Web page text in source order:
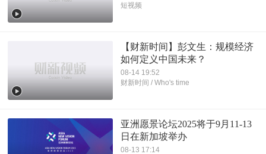
短视频
【财新时间】彭文生：规模经济
如何定义中国未来？
08-14 19:52
财新时间 / Who's time
亚洲愿景论坛2025将于9月11-13
日在新加坡举办
08-13 17:14